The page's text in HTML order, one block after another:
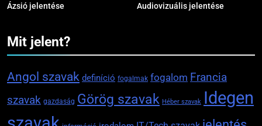
Ázsió jelentése Audiovizuális jelentése
Mit jelent?
Angol szavak definíció fogalmak fogalom Francia
szavak gazdaság Görög szavak Héber szavak Idegen